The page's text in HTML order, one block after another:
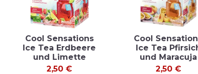
Cool Sensations
Ice Tea Erdbeere
und Limette
2,50€
Cool
Ice Tea
und Maracuja
2,50 €